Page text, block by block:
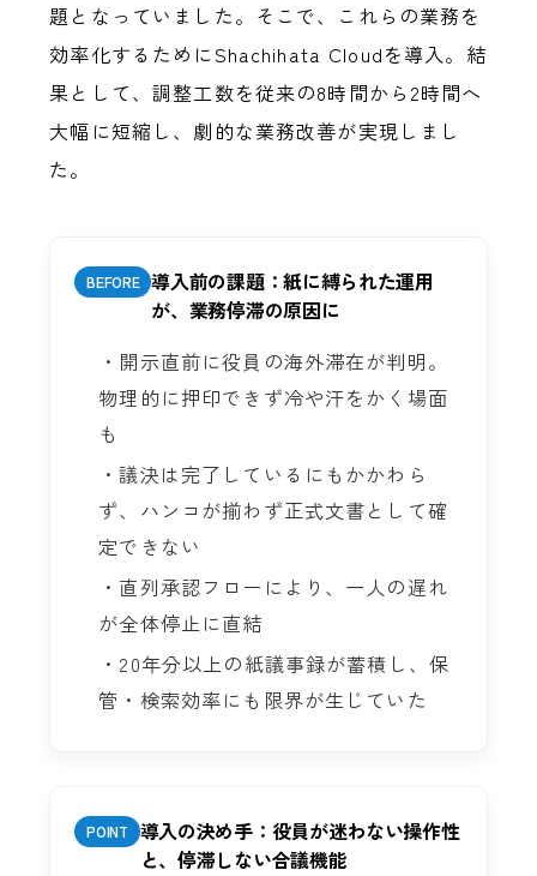
題となっていました。そこで、これらの業務を
効率化するためにShachihata Cloudを導入。結
果として、調整工数を従来の8時間から2時間へ
大幅に短縮し、劇的な業務改善が実現しまし
た。
BEFORE 導入前の課題：紙に縛られた運用
が、業務停滞の原因に
・開示直前に役員の海外滞在が判明。
物理的に押印できず冷や汗をかく場面
も
・議決は完了しているにもかかわら
ず、ハンコが揃わず正式文書として確
定できない
・直列承認フローにより、一人の遅れ
が全体停止に直結
・20年分以上の紙議事録が蓄積し、保
管・検索効率にも限界が生じていた
POINT
導入の決め手：役員が迷わない操作性
と、停滞しない合議機能